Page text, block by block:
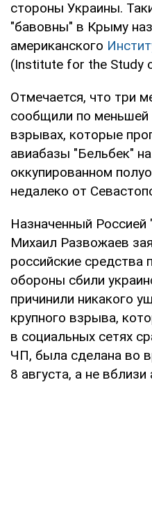
стороны Украины.
"бавовны" в Крыму
американского
(Institute for the Study
Отмечается, что три
сообщили по меньшей
взрывах, которые
авиабазы "Бельбек"
оккупированном
недалеко от
Назначенный Россией
Михаил Развожаев
российские средства
обороны сбили
причинили никакого
крупного взрыва,
в социальных сетях
ЧП, была сделана во
8 августа, а не